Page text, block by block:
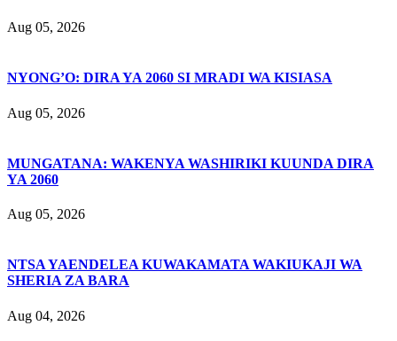
Aug 05, 2026
NYONG’O: DIRA YA 2060 SI MRADI WA KISIASA
Aug 05, 2026
MUNGATANA: WAKENYA WASHIRIKI KUUNDA DIRA
YA 2060
Aug 05, 2026
NTSA YAENDELEA KUWAKAMATA WAKIUKAJI WA
SHERIA ZA BARA
Aug 04, 2026